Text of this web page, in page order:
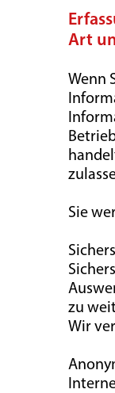
Art
Wenn
Sie
zu
Wir